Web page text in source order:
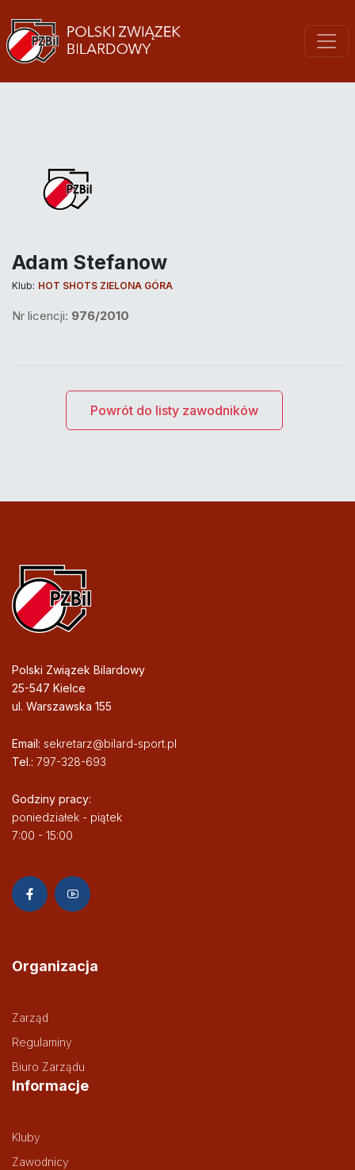
Adam Stefanow
Klub: HOT SHOTS ZIELONA GÓRA
Nr licencji: 976/2010
Powrót do listy zawodników
Polski Związek Bilardowy
25-547 Kielce
ul. Warszawska 155
Email: sekretarz@bilard-sport.pl
Tel.: 797-328-693
Godziny pracy:
poniedziałek - piątek
7:00 - 15:00
Organizacja
Zarząd
Regulaminy
Biuro Zarządu
Informacje
Kluby
Zawodnicy